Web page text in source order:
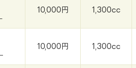
10,000円 1,300cc
10,000円 1,300cc